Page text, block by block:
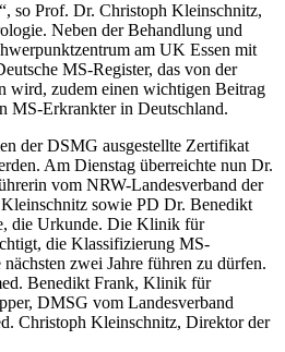
so Prof. Dr. Christoph Kleinschnitz,
Neben der Behandlung und
am UK Essen mit
MS-Register, das von der
wird, zudem einen wichtigen Beitrag
MS-Erkrankter in Deutschland.
der DSMG ausgestellte Zertifikat
Am Dienstag überreichte nun Dr.
vom NRW-Landesverband der
sowie PD Dr. Benedikt
die Urkunde. Die Klinik für
die Klassifizierung MS-
zwei Jahre führen zu dürfen.
Benedikt Frank, Klinik für
DMSG vom Landesverband
Christoph Kleinschnitz, Direktor der